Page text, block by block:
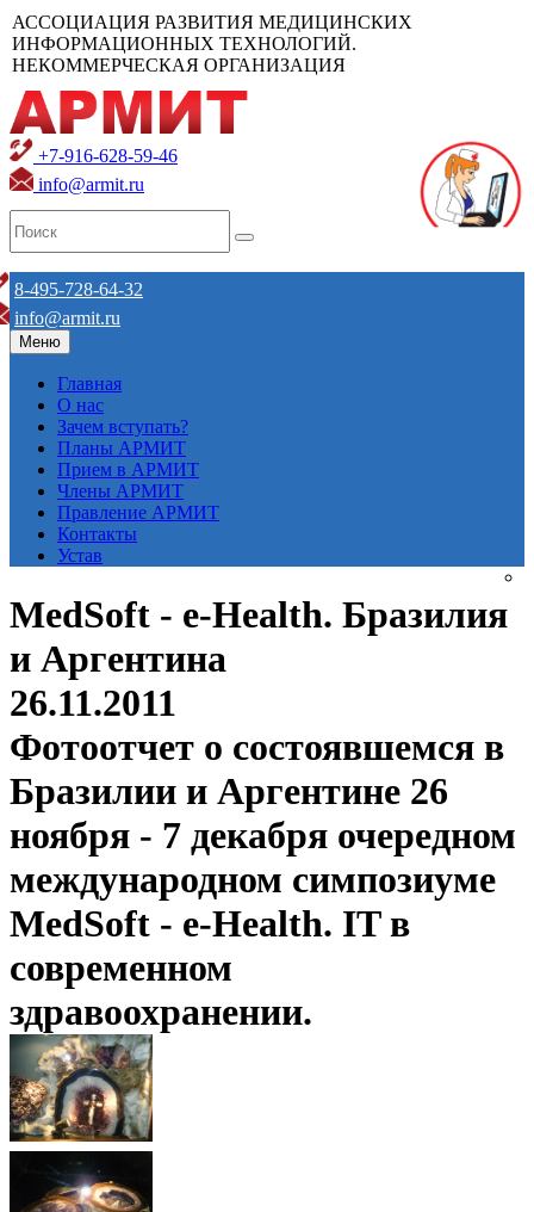
АССОЦИАЦИЯ РАЗВИТИЯ МЕДИЦИНСКИХ
ИНФОРМАЦИОННЫХ ТЕХНОЛОГИЙ.
НЕКОММЕРЧЕСКАЯ ОРГАНИЗАЦИЯ
+7-916-628-59-46
info@armit.ru
8-495-728-64-32
info@armit.ru
Меню
Главная
О нас
Зачем вступать?
Планы АРМИТ
Прием в АРМИТ
Члены АРМИТ
Правление АРМИТ
Контакты
Устав
MedSoft - e-Health. Бразилия
и Аргентина
26.11.2011
Фотоотчет о состоявшемся в
Бразилии и Аргентине 26
ноября - 7 декабря очередном
международном симпозиуме
MedSoft - e-Health. IT в
современном
здравоохранении.